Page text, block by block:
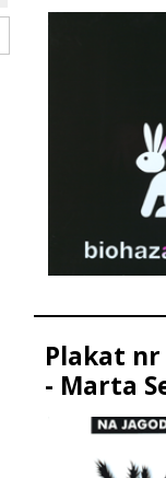
Plakat nr
- Marta